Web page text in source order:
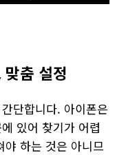
춤 설정
단합니다. 아이폰은
있어 찾기가 어렵
야 하는 것은 아니므